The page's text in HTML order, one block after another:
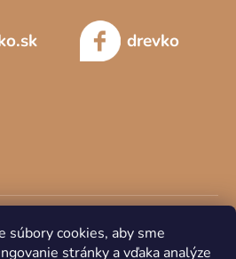
súbory cookies, aby sme
stránky a vďaka analýze
drevko